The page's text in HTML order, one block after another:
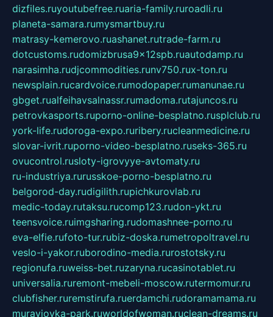
dizfiles.ruyoutubefree.ruaria-family.ruroadli.ru
planeta-samara.rumysmartbuy.ru
matrasy-kemerovo.ruashanet.rutrade-farm.ru
dotcustoms.rudomizbrusa9x12spb.ruautodamp.ru
narasimha.rudjcommodities.runv750.rux-ton.ru
newsplain.rucardvoice.rumodopaper.rumanunae.ru
gbget.rualfeihavsalnassr.rumadoma.rutajuncos.ru
petrovkasports.ruporno-online-besplatno.rusplclub.ru
york-life.rudoroga-expo.ruribery.rucleanmedicine.ru
slovar-ivrit.ruporno-video-besplatno.ruseks-365.ru
ovucontrol.rusloty-igrovyye-avtomaty.ru
ru-industriya.rurusskoe-porno-besplatno.ru
belgorod-day.rudigilith.rupichkurovlab.ru
medic-today.rutaksu.rucomp123.rudon-ykt.ru
teensvoice.ruimgsharing.rudomashnee-porno.ru
eva-elfie.rufoto-tur.rubiz-doska.rumetropoltravel.ru
veslo-i-yakor.ruborodino-media.rurostotsky.ru
regionufa.ruweiss-bet.ruzaryna.rucasinotablet.ru
universalia.ruremont-mebeli-moscow.rutermomur.ru
clubfisher.ruremstirufa.ruerdamchi.rudoramamama.ru
muraviovka-park.ruworldofwoman.ruclean-dreams.ru